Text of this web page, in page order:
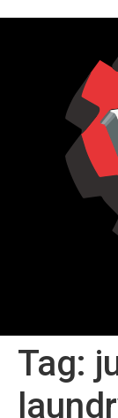
Tag: